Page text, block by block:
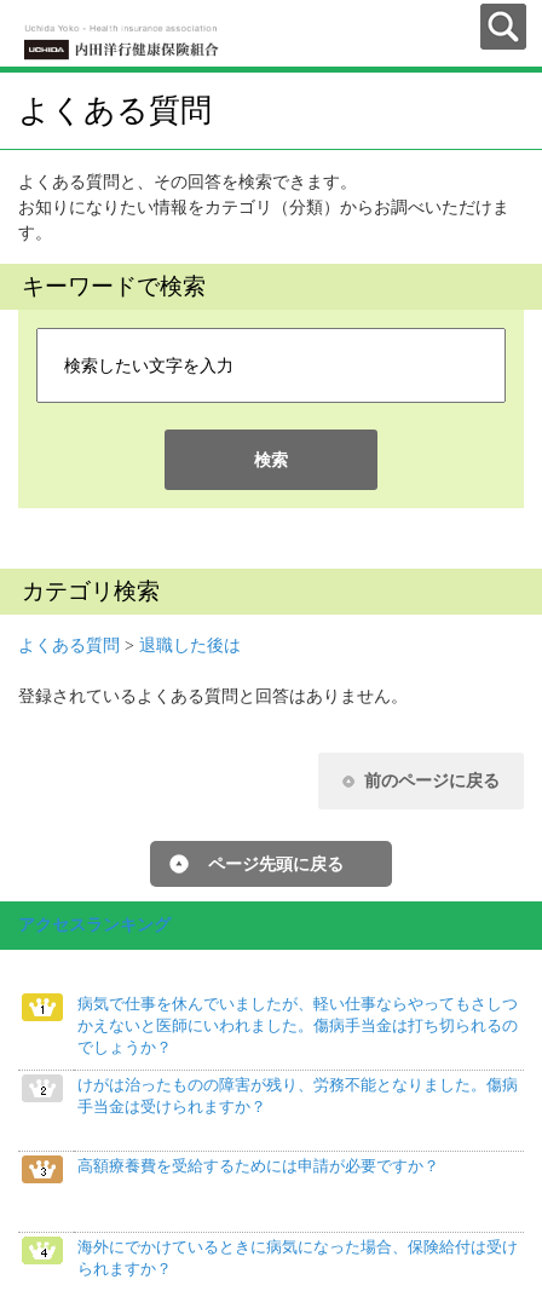
よくある質問
よくある質問と、その回答を検索できます。
お知りになりたい情報をカテゴリ（分類）からお調べいただけま
す。
キーワードで検索
検索
カテゴリ検索
よくある質問 > 退職した後は
登録されているよくある質問と回答はありません。
前のページに戻る
ページ先頭に戻る
アクセスランキング
病気で仕事を休んでいましたが、軽い仕事ならやってもさしつ
かえないと医師にいわれました。傷病手当金は打ち切られるの
でしょうか？
けがは治ったものの障害が残り、労務不能となりました。傷病
手当金は受けられますか？
高額療養費を受給するためには申請が必要ですか？
海外にでかけているときに病気になった場合、保険給付は受け
られますか？